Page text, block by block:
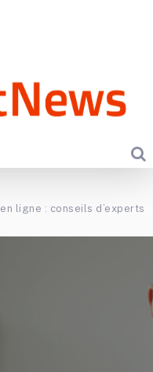
ligne : conseils d’experts